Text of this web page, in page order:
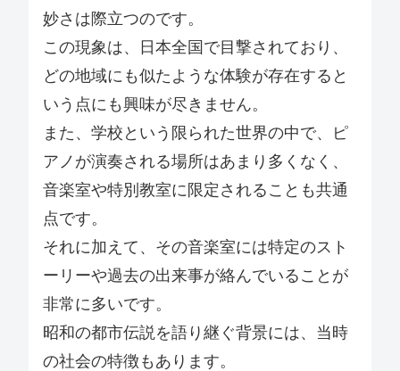
妙さは際立つのです。
この現象は、日本全国で目撃されており、
どの地域にも似たような体験が存在すると
いう点にも興味が尽きません。
また、学校という限られた世界の中で、ピ
アノが演奏される場所はあまり多くなく、
音楽室や特別教室に限定されることも共通
点です。
それに加えて、その音楽室には特定のスト
ーリーや過去の出来事が絡んでいることが
非常に多いです。
昭和の都市伝説を語り継ぐ背景には、当時
の社会の特徴もあります。